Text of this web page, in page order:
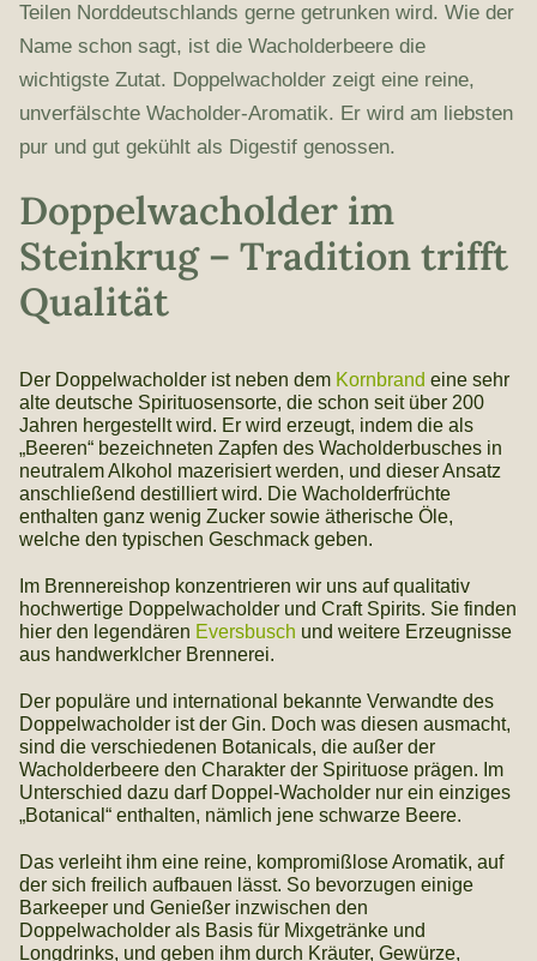
Teilen Norddeutschlands gerne getrunken wird. Wie der
Name schon sagt, ist die Wacholderbeere die
wichtigste Zutat. Doppelwacholder zeigt eine reine,
unverfälschte Wacholder-Aromatik. Er wird am liebsten
pur und gut gekühlt als Digestif genossen.
Doppelwacholder im
Steinkrug – Tradition trifft
Qualität
Der Doppelwacholder ist neben dem Kornbrand eine sehr
alte deutsche Spirituosensorte, die schon seit über 200
Jahren hergestellt wird. Er wird erzeugt, indem die als
„Beeren“ bezeichneten Zapfen des Wacholderbusches in
neutralem Alkohol mazerisiert werden, und dieser Ansatz
anschließend destilliert wird. Die Wacholderfrüchte
enthalten ganz wenig Zucker sowie ätherische Öle,
welche den typischen Geschmack geben.
Im Brennereishop konzentrieren wir uns auf qualitativ
hochwertige Doppelwacholder und Craft Spirits. Sie finden
hier den legendären Eversbusch und weitere Erzeugnisse
aus handwerklcher Brennerei.
Der populäre und international bekannte Verwandte des
Doppelwacholder ist der Gin. Doch was diesen ausmacht,
sind die verschiedenen Botanicals, die außer der
Wacholderbeere den Charakter der Spirituose prägen. Im
Unterschied dazu darf Doppel-Wacholder nur ein einziges
„Botanical“ enthalten, nämlich jene schwarze Beere.
Das verleiht ihm eine reine, kompromißlose Aromatik, auf
der sich freilich aufbauen lässt. So bevorzugen einige
Barkeeper und Genießer inzwischen den
Doppelwacholder als Basis für Mixgetränke und
Longdrinks, und geben ihm durch Kräuter, Gewürze,